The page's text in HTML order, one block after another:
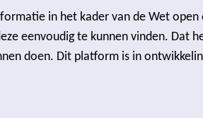
in het kader van de Wet
eenvoudig te kunnen vinden. Dat
doen. Dit platform is in